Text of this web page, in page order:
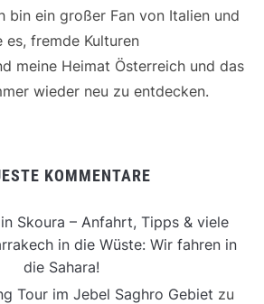
bin ein großer Fan von Italien und
fremde Kulturen
meine Heimat Österreich und das
wieder neu zu entdecken.
KOMMENTARE
Skoura – Anfahrt, Tipps & viele
in die Wüste: Wir fahren in
die Sahara!
Tour im Jebel Saghro Gebiet zu